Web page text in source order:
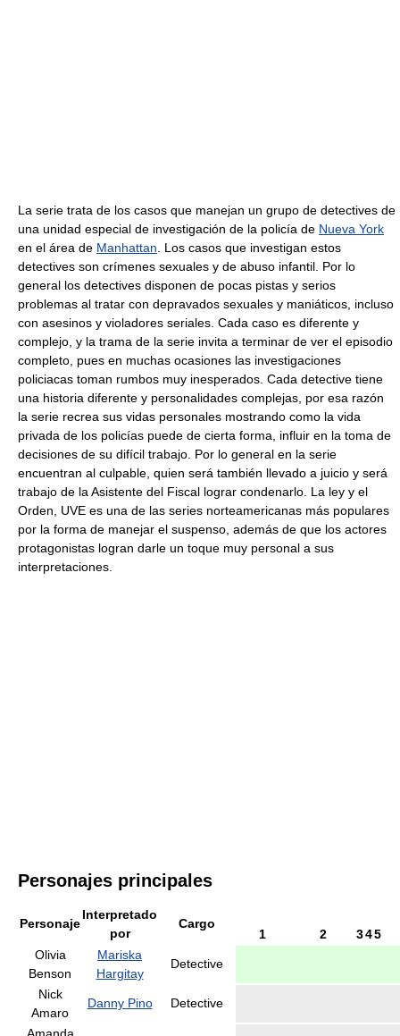
La serie trata de los casos que manejan un grupo de detectives de
una unidad especial de investigación de la policía de Nueva York
en el área de Manhattan. Los casos que investigan estos
detectives son crímenes sexuales y de abuso infantil. Por lo
general los detectives disponen de pocas pistas y serios
problemas al tratar con depravados sexuales y maniáticos, incluso
con asesinos y violadores seriales. Cada caso es diferente y
complejo, y la trama de la serie invita a terminar de ver el episodio
completo, pues en muchas ocasiones las investigaciones
policiacas toman rumbos muy inesperados. Cada detective tiene
una historia diferente y personalidades complejas, por esa razón
la serie recrea sus vidas personales mostrando como la vida
privada de los policías puede de cierta forma, influir en la toma de
decisiones de su difícil trabajo. Por lo general en la serie
encuentran al culpable, quien será también llevado a juicio y será
trabajo de la Asistente del Fiscal lograr condenarlo. La ley y el
Orden, UVE es una de las series norteamericanas más populares
por la forma de manejar el suspenso, además de que los actores
protagonistas logran darle un toque muy personal a sus
interpretaciones.
Personajes principales
Personaje
Interpretado
por
Cargo
1 2 345
Olivia
Benson
Mariska
Hargitay
Detective
Nick
Amaro
Danny Pino Detective